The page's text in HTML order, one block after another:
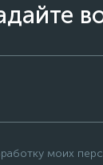
моих